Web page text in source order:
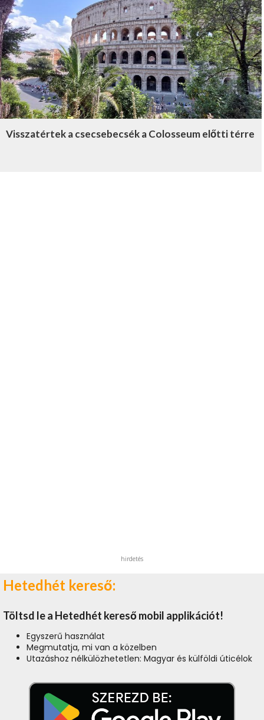
Visszatértek a csecsebecsék a Colosseum előtti térre
hirdetés
Hetedhét kereső:
Töltsd le a Hetedhét kereső mobil applikációt!
Egyszerű használat
Megmutatja, mi van a közelben
Utazáshoz nélkülözhetetlen: Magyar és külföldi úticélok